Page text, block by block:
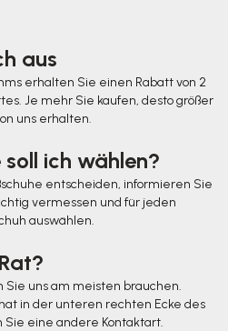
aus
erhalten Sie einen Rabatt von 2
Je mehr Sie kaufen, desto größer
uns erhalten.
soll ich wählen?
entscheiden, informieren Sie
vermessen und für jeden
auswählen.
Sie uns am meisten brauchen.
in der unteren rechten Ecke des
Sie eine andere Kontaktart.